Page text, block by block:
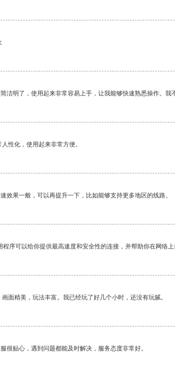
洁明了，使用起来非常容易上手，让我能够快速熟悉操作。我
性化，使用起来非常方便。
效果一般，可以再提升一下，比如能够支持更多地区的线路。
序可以给你提供最高速度和安全性的连接，并帮助你在网络上
面精美，玩法丰富。我已经玩了好几个小时，还没有玩腻。
很贴心，遇到问题都能及时解决，服务态度非常好。